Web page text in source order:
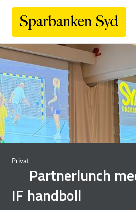
Privat
Partnerlunch
IF handboll